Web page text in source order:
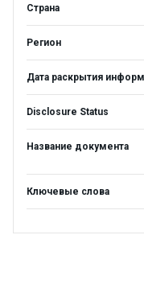
Страна
Регион
Дата раскрытия
Disclosure Status
Название документа
Ключевые слова